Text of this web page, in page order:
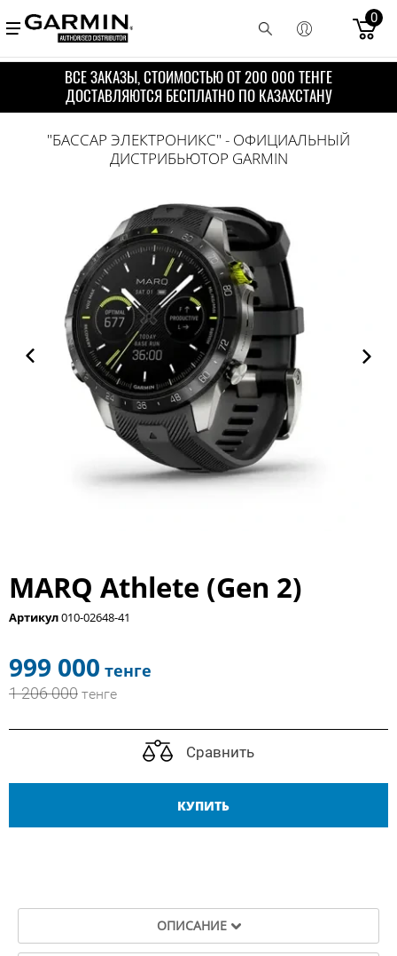
0
ВСЕ ЗАКАЗЫ, СТОИМОСТЬЮ ОТ 200 000 ТЕНГЕ
ДОСТАВЛЯЮТСЯ БЕСПЛАТНО ПО КАЗАХСТАНУ
"БАССАР ЭЛЕКТРОНИКС" - ОФИЦИАЛЬНЫЙ
ДИСТРИБЬЮТОР GARMIN
MARQ Athlete (Gen 2)
Артикул010-02648-41
999 000 тенге
1 206 000 тенге
Сравнить
КУПИТЬ
ОПИСАНИЕ